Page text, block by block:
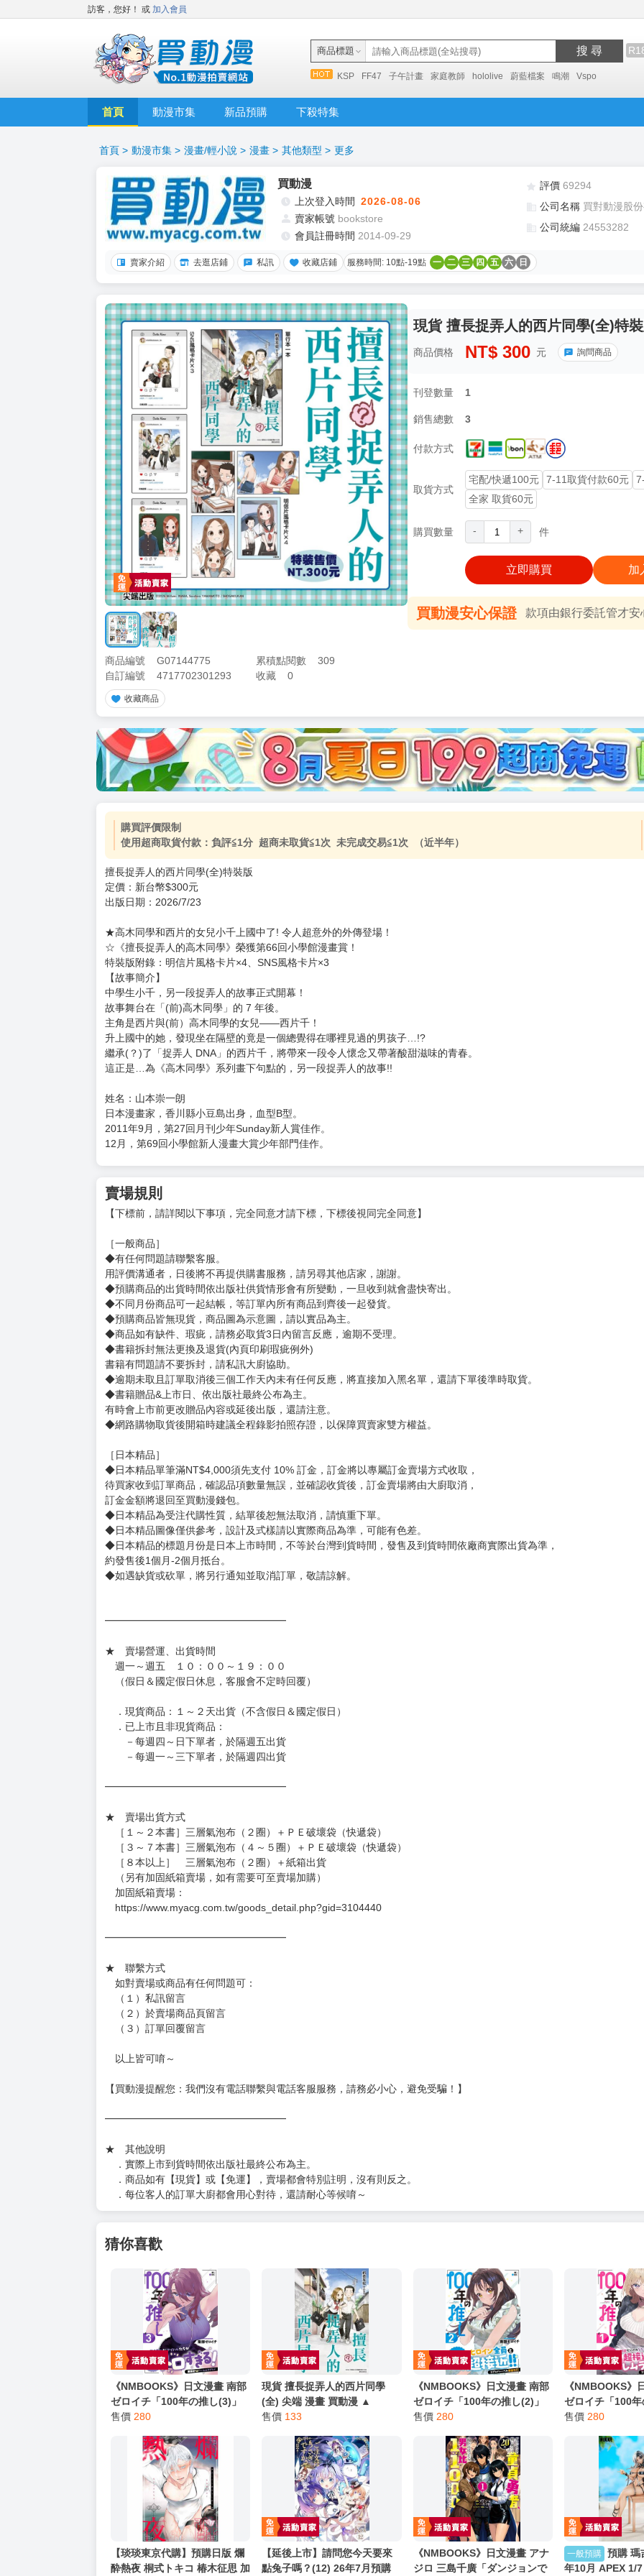
訪客，您好！ 或 加入會員
商品標題 搜 尋
KSP FF47 子午計畫 家庭教師 hololive 蔚藍檔案 鳴潮 Vspo
首頁 動漫市集 新品預購 下殺特集
首頁 > 動漫市集 > 漫畫/輕小說 > 漫畫 > 其他類型 > 更多
買動漫
上次登入時間 2026-08-06
賣家帳號 bookstore
會員註冊時間 2014-09-29
評價 69294
公司名稱 買對動漫股
公司統編 24553282
賣家介紹 去逛店鋪 私訊 收藏店鋪 服務時間: 10點-19點 一 二 三 四 五 六 日
商品編號 G07144775 累積點閱數
309
自訂編號
4717702301293 收藏 0
收藏商品
現貨 擅長捉弄人的西片同學(全)特
商品價格 NT$ 300 元 詢問商品
刊登數量 1
銷售總數 3
付款方式
取貨方式
宅配/快遞100元 7-11取貨付款60元
全家 取貨60元
購買數量 - + 件
立即購買 加
買動漫安心保證 款項由銀行委託管才安
加價購 ( 共
(加購品) 買動漫★《$15元-加固紙箱包裝》
-
購買評價限制
使用超商取貨付款：負評≦1分 超商未取貨≦1次 未完成交易≦1次 （近半年）
擅長捉弄人的西片同學(全)特裝版
定價：新台幣$300元
出版日期：2026/7/23
☆《擅長捉弄人的高木同學》榮獲第66回小學館漫畫賞！
特裝版附錄：明信片風格卡片×4、SNS風格卡片×3
【故事簡介】
中學生小千，另一段捉弄人的故事正式開幕！
主角是西片與(前）高木同學的女兒——西片千！
升上國中的她，發現坐在隔壁的竟是一個總覺得在哪裡見過的男孩子…!?
繼承(？)了「捉弄人 DNA」的西片千，將帶來一段令人懷念又帶著酸甜滋味的青春。
這正是…為《高木同學》系列畫下句點的，另一段捉弄人的故事!!
姓名：山本崇一朗
日本漫畫家，香川縣小豆島出身，血型B型。
2011年9月，第27回月刊少年Sunday新人賞佳作。
12月，第69回小學館新人漫畫大賞少年部門佳作。
賣場規則
【下標前，請詳閱以下事項，完全同意才請下標，下標後視同完全同意】
［一般商品］
◆有任何問題請聯繫客服。
用評價溝通者，日後將不再提供購書服務，請另尋其他店家，謝謝。
◆不同月份商品可一起結帳，等訂單內所有商品到齊後一起發貨。
◆預購商品皆無現貨，商品圖為示意圖，請以實品為主。
◆商品如有缺件、瑕疵，請務必取貨3日內留言反應，逾期不受理。
◆書籍拆封無法更換及退貨(內頁印刷瑕疵例外)
書籍有問題請不要拆封，請私訊大廚協助。
◆逾期未取且訂單取消後三個工作天內未有任何反應，將直接加入黑名單，還請下單後準時取貨。
◆書籍贈品&上市日、依出版社最終公布為主。
有時會上市前更改贈品內容或延後出版，還請注意。
◆網路購物取貨後開箱時建議全程錄影拍照存證，以保障買賣家雙方權益。
訂金金額將退回至買動漫錢包。
◆日本精品為受注代購性質，結單後恕無法取消，請慎重下單。
◆日本精品圖像僅供參考，設計及式樣請以實際商品為準，可能有色差。
約發售後1個月-2個月抵台。
◆如遇缺貨或砍單，將另行通知並取消訂單，敬請諒解。
週一～週五 １０：００～１９：００
（假日＆國定假日休息，客服會不定時回覆）
．現貨商品：１～２天出貨（不含假日＆國定假日）
．已上市且非現貨商品：
－每週四～日下單者，於隔週五出貨
－每週一～三下單者，於隔週四出貨
★ 賣場出貨方式
［１～２本書］三層氣泡布（２圈）＋ＰＥ破壞袋（快遞袋）
［３～７本書］三層氣泡布（４～５圈）＋ＰＥ破壞袋（快遞袋）
［８本以上］ 三層氣泡布（２圈）＋紙箱出貨
（另有加固紙箱賣場，如有需要可至賣場加購）
https://www.myacg.com.tw/goods_detail.php?gid=3104440
━━━━━━━━━━━━━━━━━━
（１）私訊留言
（２）於賣場商品頁留言
（３）訂單回覆留言
【買動漫提醒您：我們沒有電話聯繫與電話客服服務，請務必小心，避免受騙！】
★ 其他說明
．實際上市到貨時間依出版社最終公布為主。
．商品如有【現貨】或【免運】，賣場都會特別註明，沒有則反之。
．每位客人的訂單大廚都會用心對待，還請耐心等候唷～
猜你喜歡
《NMBOOKS》日文漫畫 南部
ゼロイチ「100年の推し(3)」
售價 280
現貨 擅長捉弄人的西片同學
(全) 尖端 漫畫 買動漫 ▲
售價 133
《NMBOOKS》日文漫畫 南部
ゼロイチ「100年の推し(2)」
售價 280
《NMBOOKS》
ゼロイチ「100
售價 280